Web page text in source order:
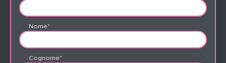
Nome*
Cognome*